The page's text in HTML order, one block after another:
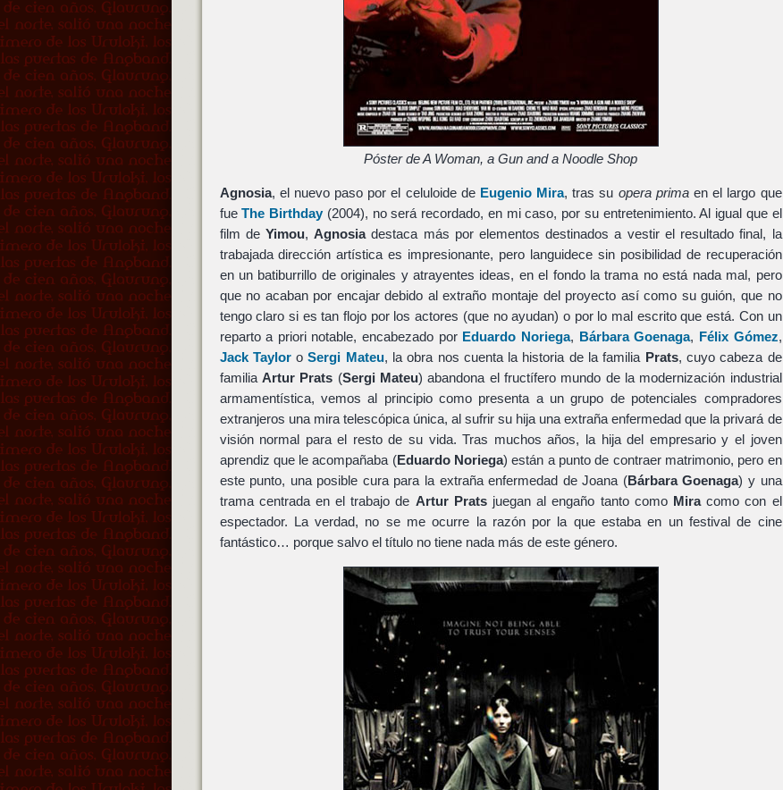
Póster de A Woman, a Gun and a Noodle Shop
Agnosia, el nuevo paso por el celuloide de Eugenio Mira, tras su opera primaen el largo que
fueThe Birthday (2004), no será recordado, en mi caso, por su entretenimiento. Al igual que el
film de Yimou,Agnosiadestaca más por elementos destinados a vestir el resultado final, la
trabajada dirección artística es impresionante, pero languidece sin posibilidad de recuperación
en un batiburrillo de originales y atrayentes ideas, en el fondo la trama no está nada mal, pero
que no acaban por encajar debido al extraño montaje del proyecto así como su guión, que no
tengo claro si es tan flojo por los actores (que no ayudan) o por lo mal escrito que está. Con un
reparto a priori notable, encabezado por Eduardo Noriega, Bárbara Goenaga, Félix Gómez,
Jack TayloroSergi Mateu, la obra nos cuenta la historia de la familia Prats, cuyo cabeza de
familia Artur Prats (Sergi Mateu) abandona el fructífero mundo de la modernización industrial
armamentística, vemos al principio como presenta a un grupo de potenciales compradores
extranjeros una mira telescópica única, al sufrir su hija una extraña enfermedad que la privará de
visión normal para el resto de su vida. Tras muchos años, la hija del empresario y el joven
aprendiz que le acompañaba (Eduardo Noriega) están a punto de contraer matrimonio, pero en
este punto, una posible cura para la extraña enfermedad de Joana (Bárbara Goenaga) y una
trama centrada en el trabajo de Artur Pratsjuegan al engaño tanto como Miracomo con el
espectador. La verdad, no se me ocurre la razón por la que estaba en un festival de cine
fantástico… porque salvo el título no tiene nada más de este género.